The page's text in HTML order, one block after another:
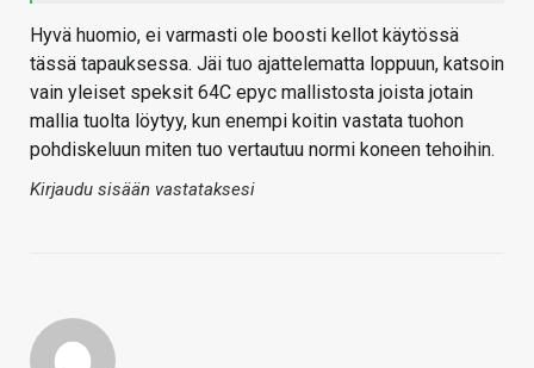
Hyvä huomio, ei varmasti ole boosti kellot käytössä
tässä tapauksessa. Jäi tuo ajattelematta loppuun, katsoin
vain yleiset speksit 64C epyc mallistosta joista jotain
mallia tuolta löytyy, kun enempi koitin vastata tuohon
pohdiskeluun miten tuo vertautuu normi koneen tehoihin.
Kirjaudu sisään vastataksesi